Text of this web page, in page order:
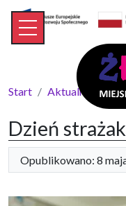
Start Aktualności
Dzień
Opublikowano: 8